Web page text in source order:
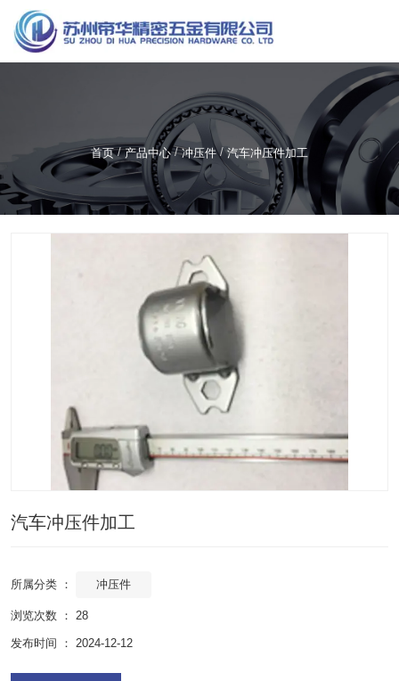
服务热线
137-7195-0090
首页/产品中心 /冲压件 /汽车冲压件加工
汽车冲压件加工
所属分类 ： 冲压件
浏览次数 ： 28
发布时间 ： 2024-12-12